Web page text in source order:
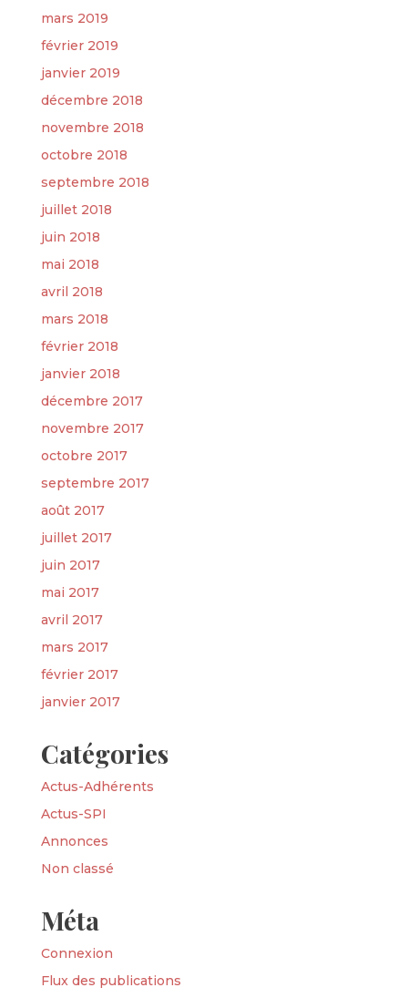
mars 2019
février 2019
janvier 2019
décembre 2018
novembre 2018
octobre 2018
septembre 2018
juillet 2018
juin 2018
mai 2018
avril 2018
mars 2018
février 2018
janvier 2018
décembre 2017
novembre 2017
octobre 2017
septembre 2017
août 2017
juillet 2017
juin 2017
mai 2017
avril 2017
mars 2017
février 2017
janvier 2017
Catégories
Actus-Adhérents
Actus-SPI
Annonces
Non classé
Méta
Connexion
Flux des publications